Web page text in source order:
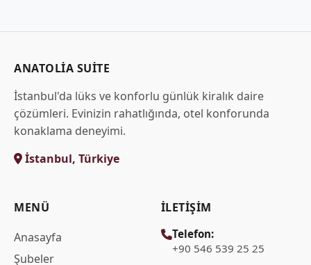
ANATOLIA SUITE
İstanbul'da lüks ve konforlu günlük kiralık daire
çözümleri. Evinizin rahatlığında, otel konforunda
konaklama deneyimi.
İstanbul, Türkiye
MENÜ
Anasayfa
Şubeler
İLETIŞIM
Telefon:
+90 546 539 25 25